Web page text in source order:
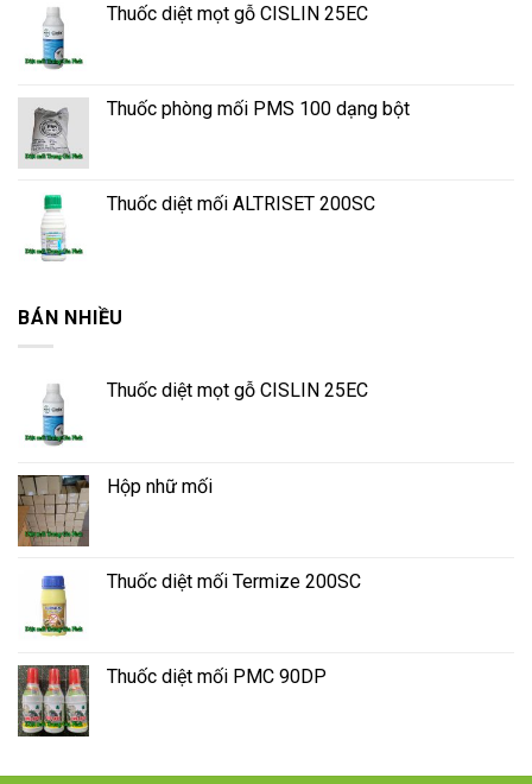
Thuốc diệt mọt gỗ CISLIN 25EC
Thuốc phòng mối PMS 100 dạng bột
Thuốc diệt mối ALTRISET 200SC
BÁN NHIỀU
Thuốc diệt mọt gỗ CISLIN 25EC
Hộp nhữ mối
Thuốc diệt mối Termize 200SC
Thuốc diệt mối PMC 90DP